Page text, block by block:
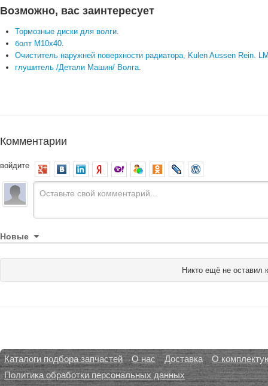
Возможно, вас заинтересует
Тормозные диски для волги.
болт М10х40.
Очиститель наружней поверхности радиатора, Kulen Aussen Rein.
глушитель /Детали Машин/ Волга.
Комментарии
войдите
Новые
Никто ещё не оставил
Каталоги подбора запчастей О нас Доставка
О
Политика обработки персональных данных